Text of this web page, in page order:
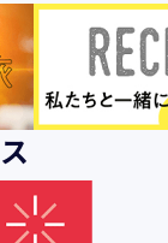
等の手段によっ
得・収集させて
せていただく方
ウザや携帯電
。